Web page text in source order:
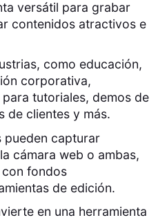
versátil para grabar
contenidos atractivos e
como educación,
corporativa,
tutoriales, demos de
de clientes y más.
pueden capturar
cámara web o ambas,
fondos
de edición.
en una herramienta